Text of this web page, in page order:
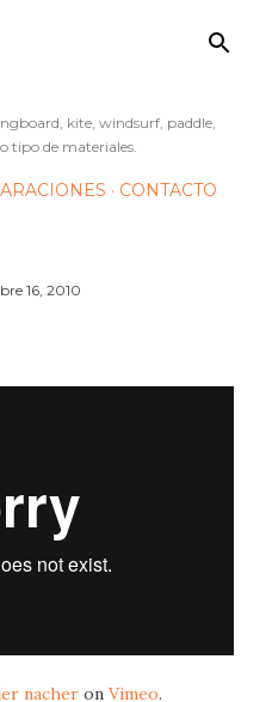
kite, windsurf, paddle,
tipo de materiales.
CONTACTO
16, 2010
nacher on Vimeo.